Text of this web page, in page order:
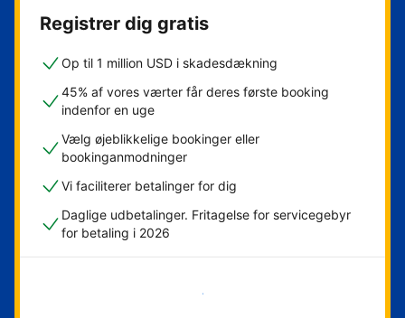
Registrer dig gratis
Op til 1 million USD i skadesdækning
45% af vores værter får deres første booking
indenfor en uge
Vælg øjeblikkelige bookinger eller
bookinganmodninger
Vi faciliterer betalinger for dig
Daglige udbetalinger. Fritagelse for servicegebyr
for betaling i 2026
Kom i gang med det samme